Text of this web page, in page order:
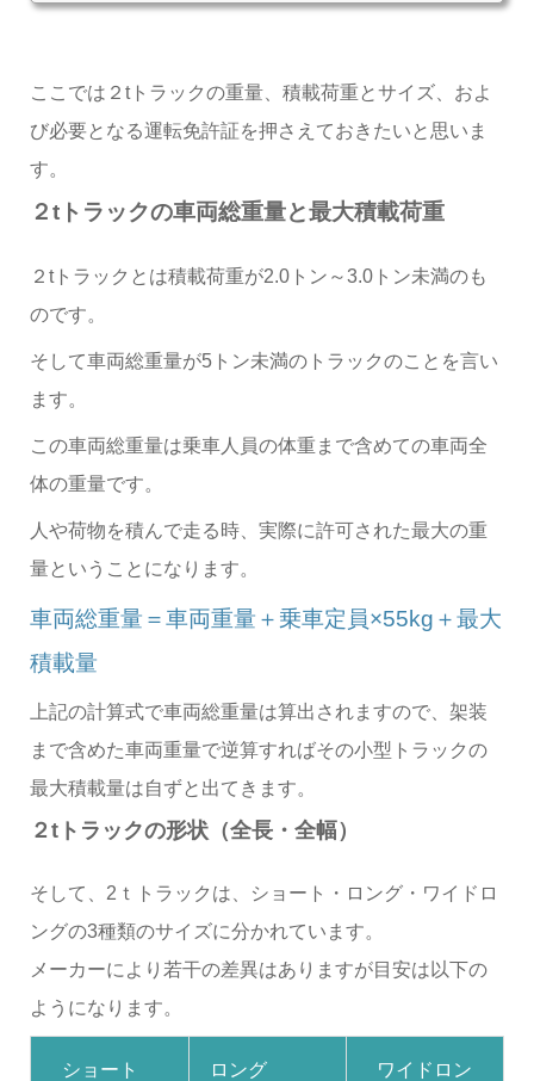
ここでは２tトラックの重量、積載荷重とサイズ、およ
び必要となる運転免許証を押さえておきたいと思いま
す。
２tトラックの車両総重量と最大積載荷重
２tトラックとは積載荷重が2.0トン～3.0トン未満のも
のです。
そして車両総重量が5トン未満のトラックのことを言い
ます。
この車両総重量は乗車人員の体重まで含めての車両全
体の重量です。
人や荷物を積んで走る時、実際に許可された最大の重
量ということになります。
車両総重量＝車両重量＋乗車定員×55kg＋最大
積載量
上記の計算式で車両総重量は算出されますので、架装
まで含めた車両重量で逆算すればその小型トラックの
最大積載量は自ずと出てきます。
２tトラックの形状（全長・全幅）
そして、2ｔトラックは、ショート・ロング・ワイドロ
ングの3種類のサイズに分かれています。
メーカーにより若干の差異はありますが目安は以下の
ようになります。
ショート ロング ワイドロン